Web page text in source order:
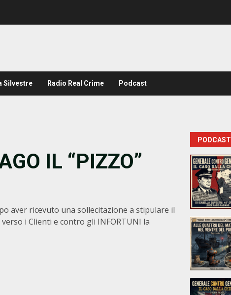
Silvestre Radio Real Crime Podcast
IL “PIZZO”
aver ricevuto una sollecitazione a stipulare il
i Clienti e contro gli INFORTUNI la
PODCAST